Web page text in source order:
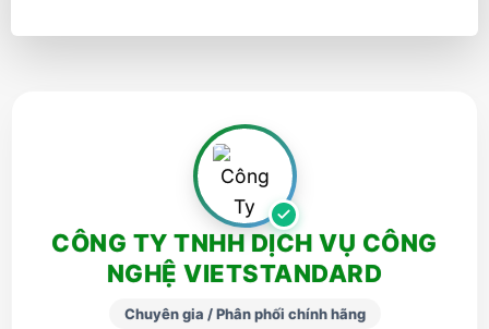
CÔNG TY TNHH DỊCH VỤ CÔNG
NGHỆ VIETSTANDARD
Chuyên gia / Phân phối chính hãng